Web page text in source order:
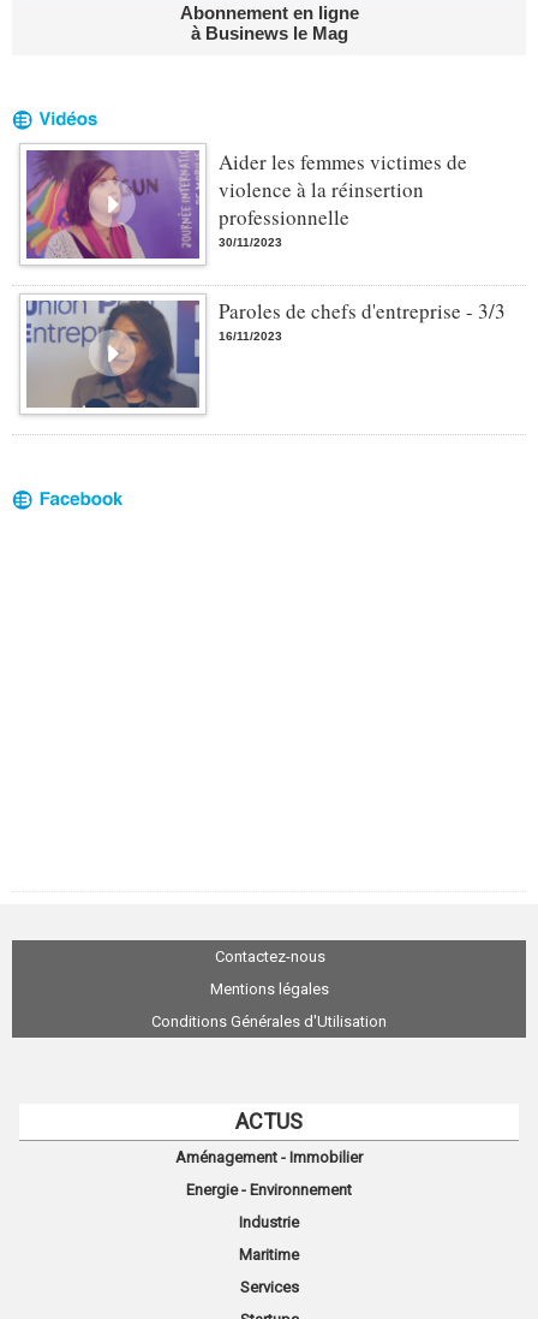
Abonnement en ligne
à Businews le Mag
Aider les femmes victimes de
violence à la réinsertion
professionnelle
30/11/2023
Paroles de chefs d'entreprise - 3/3
16/11/2023
Contactez-nous
Mentions légales
Conditions Générales d'Utilisation
ACTUS
Aménagement - Immobilier
Energie - Environnement
Industrie
Maritime
Services